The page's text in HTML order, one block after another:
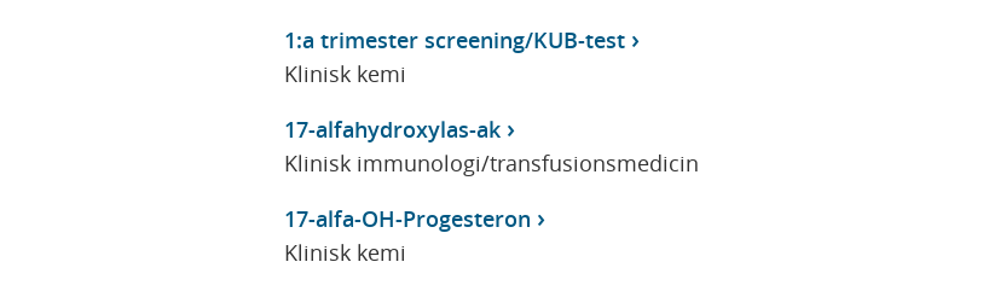
1:a trimester screening/KUB-test
Klinisk kemi
17-alfahydroxylas-ak
Klinisk immunologi/transfusionsmedicin
17-alfa-OH-Progesteron
Klinisk kemi